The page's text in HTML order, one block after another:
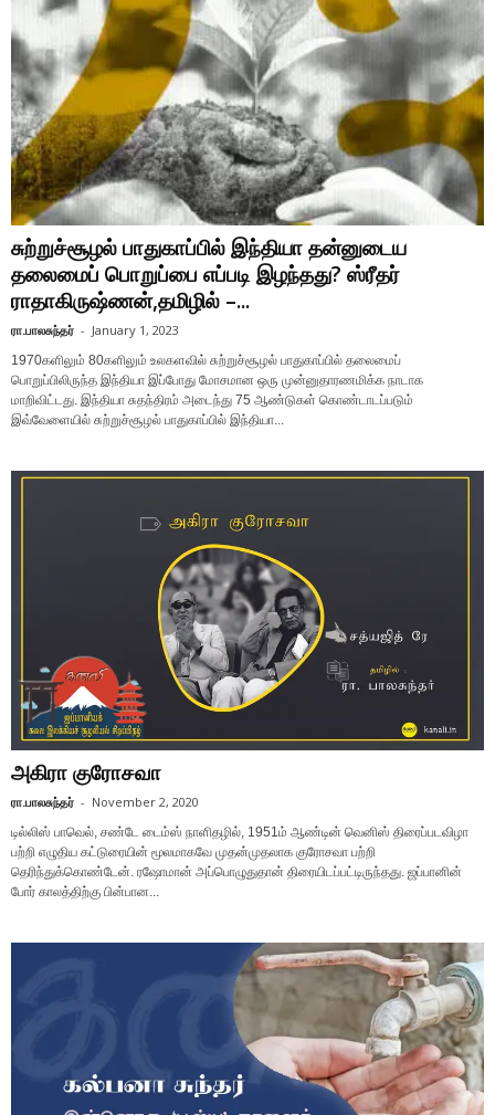
சுற்றுச்சூழல் பாதுகாப்பில் இந்தியா தன்னுடைய
தலைமைப் பொறுப்பை எப்படி இழந்தது? ஸ்ரீதர்
ராதாகிருஷ்ணன்,தமிழில் –...
ரா.பாலசுந்தர் - January 1, 2023
1970களிலும் 80களிலும் உலகளவில் சுற்றுச்சூழல் பாதுகாப்பில் தலைமைப்
பொறுப்பிலிருந்த இந்தியா இப்போது மோசமான ஒரு முன்னுதாரணமிக்க நாடாக
மாறிவிட்டது. இந்தியா சுதந்திரம் அடைந்து 75 ஆண்டுகள் கொண்டாடப்படும்
இவ்வேளையில் சுற்றுச்சூழல் பாதுகாப்பில் இந்தியா...
அகிரா குரோசவா
ரா.பாலசுந்தர் - November 2, 2020
டில்லிஸ் பாவெல், சண்டே டைம்ஸ் நாளிதழில், 1951ம் ஆண்டின் வெனிஸ் திரைப்படவிழா
பற்றி எழுதிய கட்டுரையின் மூலமாகவே முதன்முதலாக குரோசவா பற்றி
தெரிந்துக்கொண்டேன். ரஷோமான் அப்பொழுதுதான் திரையிடப்பட்டிருந்தது. ஜப்பானின்
போர் காலத்திற்கு பின்பான...